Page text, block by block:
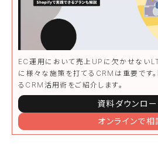
EC運用において売上UPに欠かせない
に様々な施策を打てるCRMは重要です
るCRM活用術をご紹介します。
資料ダウンロー
オンラインで相